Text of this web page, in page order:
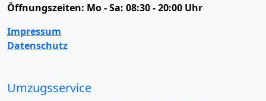
Öffnungszeiten: Mo - Sa: 08:30 - 20:00 Uhr
Impressum
Datenschutz
Umzugsservice